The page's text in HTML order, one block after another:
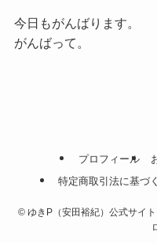
今日もがんばります。
がんばって。
プロフィール
特定商取引法に基づ
©ゆきP（安田裕紀）公式サイ